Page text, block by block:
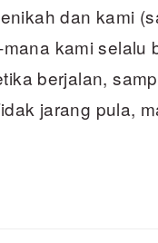
dan kami
mana kami selalu
berjalan,
jarang pula,